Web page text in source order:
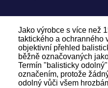
Jako výrobce s více než
taktického a ochranného
objektivní přehled
běžně označovaných
Termín "balisticky
označením, protože
odolný vůči všem